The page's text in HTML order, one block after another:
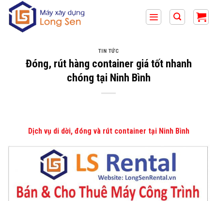
qua
TIN TỨC
Đóng, rút hàng container giá tốt nhanh
chóng tại Ninh Bình
Dịch vụ di dời, đóng và rút container tại Ninh Bình